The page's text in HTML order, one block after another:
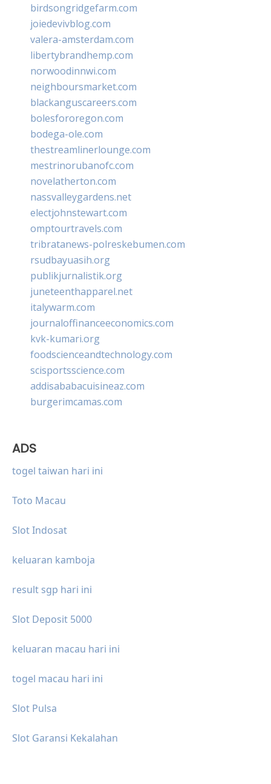
birdsongridgefarm.com
joiedevivblog.com
valera-amsterdam.com
libertybrandhemp.com
norwoodinnwi.com
neighboursmarket.com
blackanguscareers.com
bolesfororegon.com
bodega-ole.com
thestreamlinerlounge.com
mestrinorubanofc.com
novelatherton.com
nassvalleygardens.net
electjohnstewart.com
omptourtravels.com
tribratanews-polreskebumen.com
rsudbayuasih.org
publikjurnalistik.org
juneteenthapparel.net
italywarm.com
journaloffinanceeconomics.com
kvk-kumari.org
foodscienceandtechnology.com
scisportsscience.com
addisababacuisineaz.com
burgerimcamas.com
ADS
togel taiwan hari ini
Toto Macau
Slot Indosat
keluaran kamboja
result sgp hari ini
Slot Deposit 5000
keluaran macau hari ini
togel macau hari ini
Slot Pulsa
Slot Garansi Kekalahan